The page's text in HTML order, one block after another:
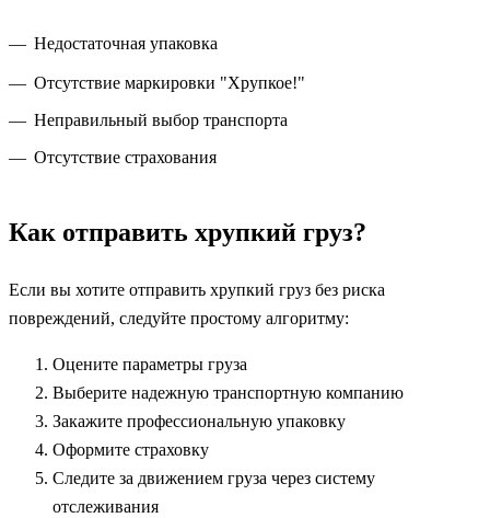
Недостаточная упаковка
Отсутствие маркировки "Хрупкое!"
Неправильный выбор транспорта
Отсутствие страхования
Как отправить хрупкий груз?
Если вы хотите отправить хрупкий груз без риска
повреждений, следуйте простому алгоритму:
Оцените параметры груза
Выберите надежную транспортную компанию
Закажите профессиональную упаковку
Оформите страховку
Следите за движением груза через систему
отслеживания